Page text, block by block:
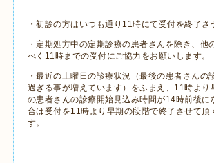
・初診の方はいつも通り11時にて受付を終了さ
・定期処方中の定期診療の患者さんを除き、他
べく11時までの受付にご協力をお願いします。
・最近の土曜日の診療状況（最後の患者さんの
過ぎる事が増えています）をふまえ、11時より
の患者さんの診療開始見込み時間が14時前後に
合は受付を11時より早期の段階で終了させて頂
す。